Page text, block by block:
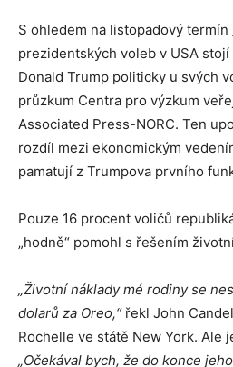
S ohledem na listopadový termín
prezidentských voleb v USA
Donald Trump politicky u svých
průzkum Centra pro výzkum
Associated Press-NORC. Ten
rozdíl mezi ekonomickým
pamatují z Trumpova prvního
Pouze 16 procent voličů
„hodně“ pomohl s řešením
„Životní náklady mé rodiny se
dolarů za Oreo,“řekl John
Rochelle ve státě New York. Ale
„Očekával bych, že do konce